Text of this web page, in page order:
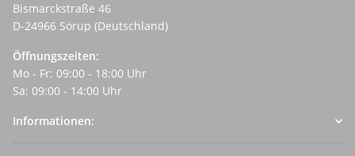
Bismarckstraße 46
D-24966 Sörup (Deutschland)
Öffnungszeiten:
Mo - Fr: 09:00 - 18:00 Uhr
Sa: 09:00 - 14:00 Uhr
Informationen: